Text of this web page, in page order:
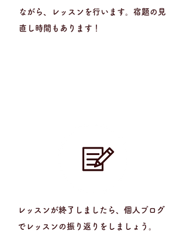
ながら、レッスンを行います。宿題の見
直し時間もあります！
レッスンが終了しましたら、個人ブログ
でレッスンの振り返りをしましょう。